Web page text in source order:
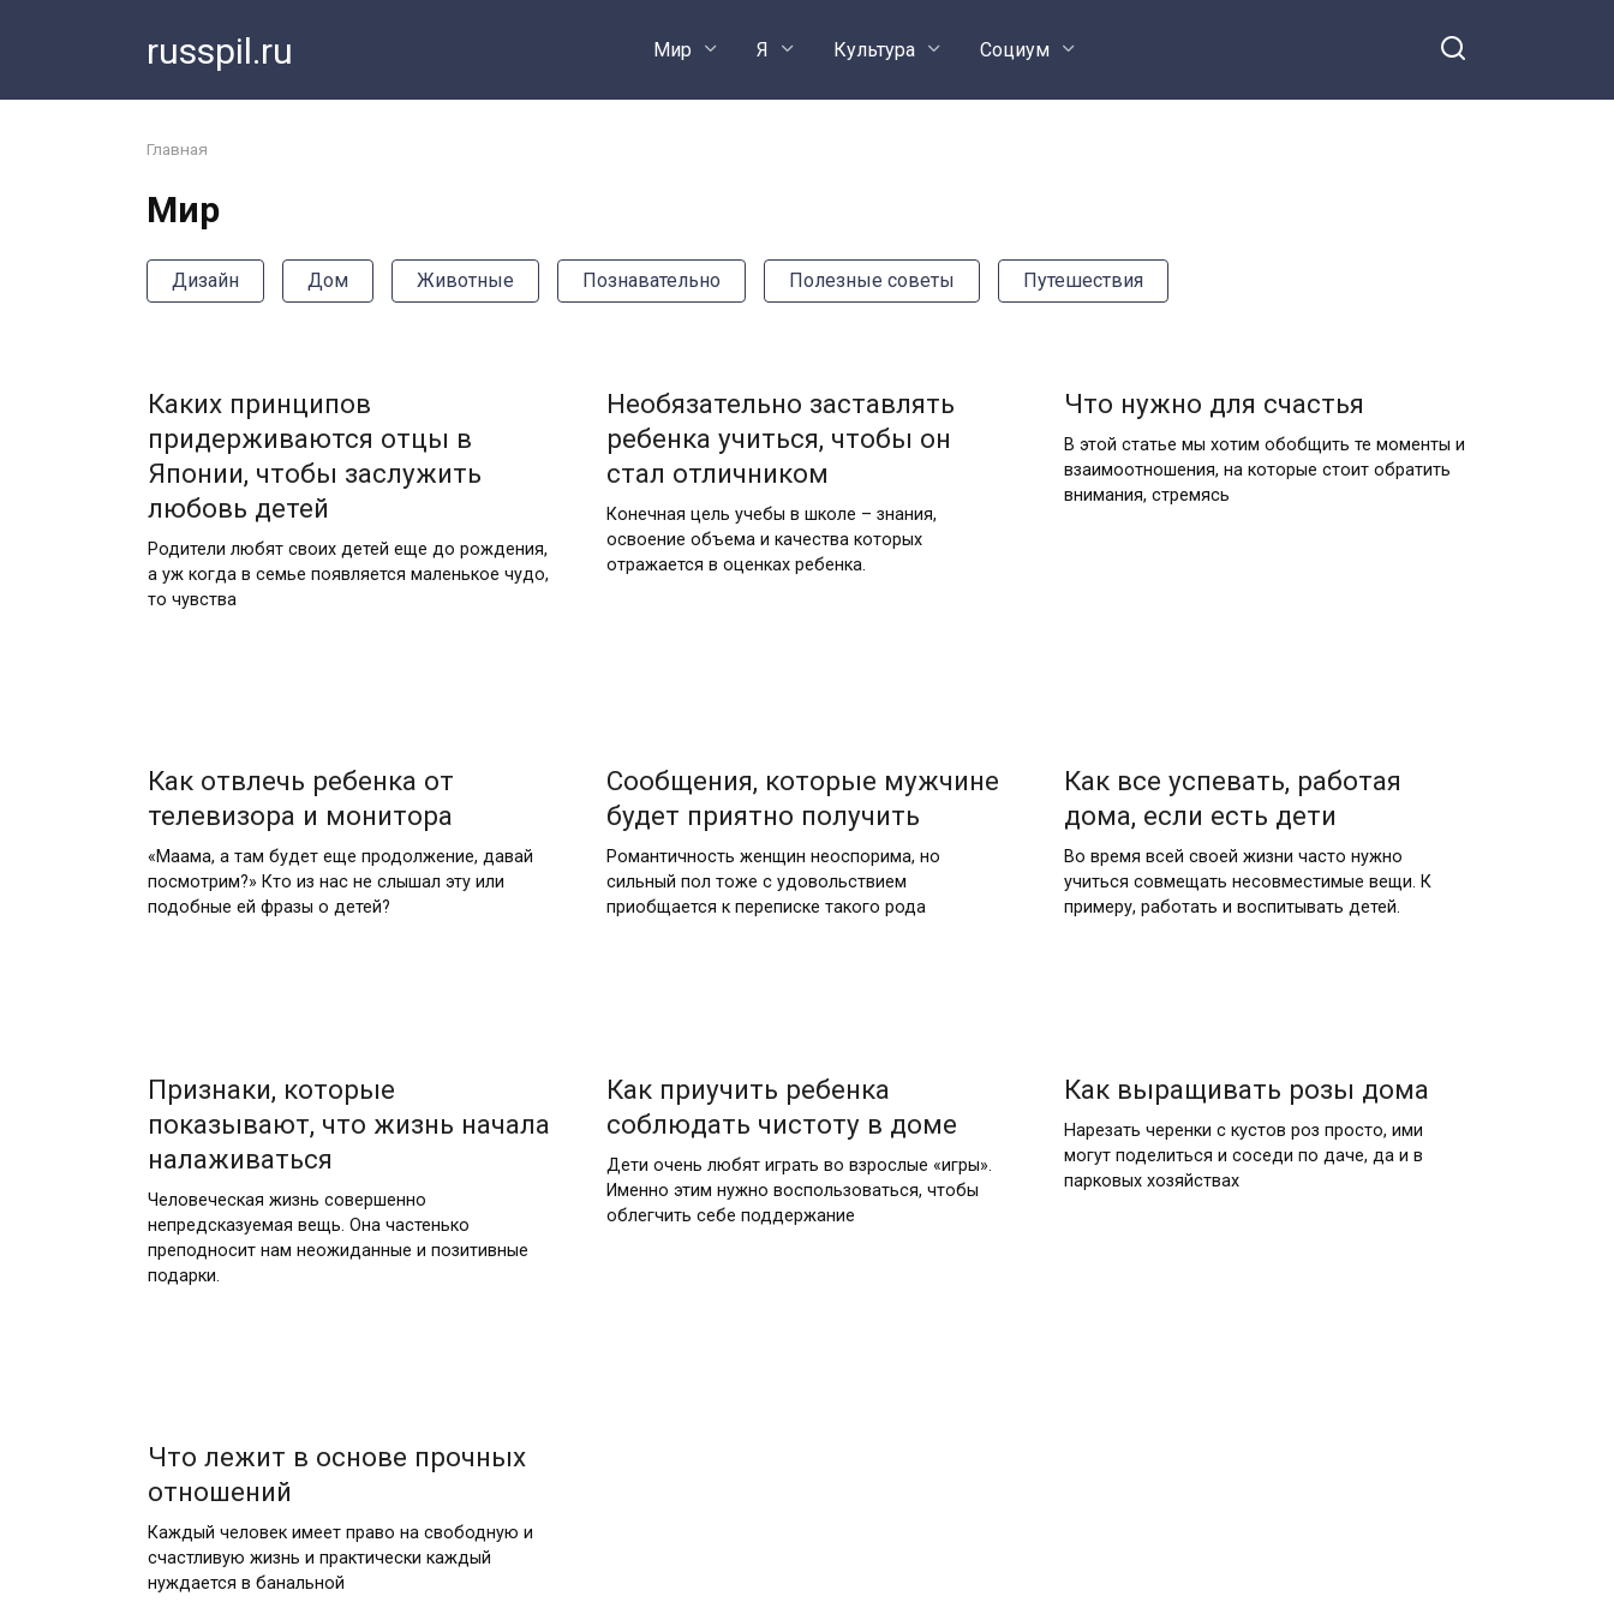
russpil.ru Мир Я Культура Социум
Главная
Мир
Дизайн Дом Животные Познавательно Полезные советы Путешествия
Каких принципов
придерживаются отцы в
Японии, чтобы заслужить
любовь детей
Родители любят своих детей еще до рождения,
а уж когда в семье появляется маленькое чудо,
то чувства
Необязательно заставлять
ребенка учиться, чтобы он
стал отличником
Конечная цель учебы в школе – знания,
освоение объема и качества которых
отражается в оценках ребенка.
Что нужно для счастья
В этой статье мы хотим обобщить те моменты и
взаимоотношения, на которые стоит обратить
внимания, стремясь
Как отвлечь ребенка от
телевизора и монитора
«Маама, а там будет еще продолжение, давай
посмотрим?» Кто из нас не слышал эту или
подобные ей фразы о детей?
Сообщения, которые мужчине
будет приятно получить
Романтичность женщин неоспорима, но
сильный пол тоже с удовольствием
приобщается к переписке такого рода
Как все успевать, работая
дома, если есть дети
Во время всей своей жизни часто нужно
учиться совмещать несовместимые вещи. К
примеру, работать и воспитывать детей.
Признаки, которые
показывают, что жизнь начала
налаживаться
Человеческая жизнь совершенно
непредсказуемая вещь. Она частенько
преподносит нам неожиданные и позитивные
подарки.
Как приучить ребенка
соблюдать чистоту в доме
Дети очень любят играть во взрослые «игры».
Именно этим нужно воспользоваться, чтобы
облегчить себе поддержание
Как выращивать розы дома
Нарезать черенки с кустов роз просто, ими
могут поделиться и соседи по даче, да и в
парковых хозяйствах
Что лежит в основе прочных
отношений
Каждый человек имеет право на свободную и
счастливую жизнь и практически каждый
нуждается в банальной